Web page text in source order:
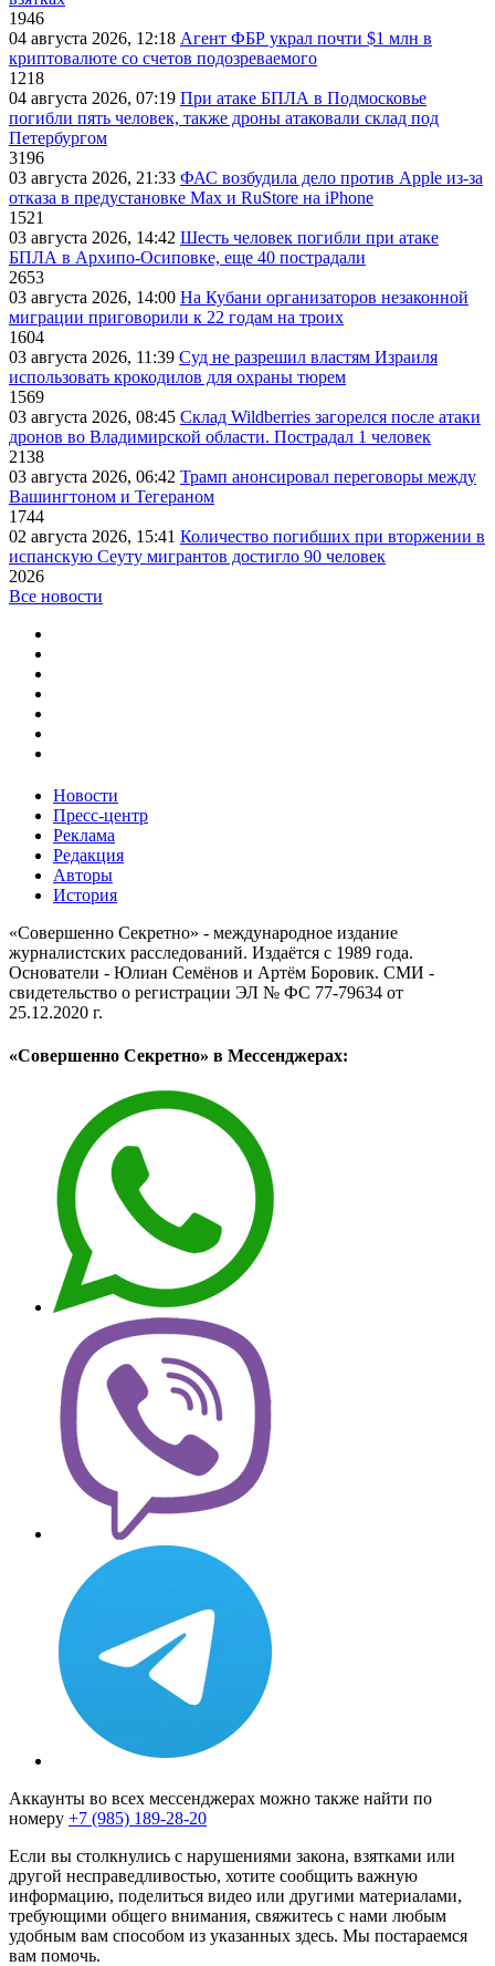
1946
04 августа 2026, 12:18 Агент ФБР украл почти $1 млн в
криптовалюте со счетов подозреваемого
1218
04 августа 2026, 07:19 При атаке БПЛА в Подмосковье
погибли пять человек, также дроны атаковали склад под
Петербургом
3196
03 августа 2026, 21:33 ФАС возбудила дело против Apple из-за
отказа в предустановке Max и RuStore на iPhone
1521
03 августа 2026, 14:42 Шесть человек погибли при атаке
БПЛА в Архипо-Осиповке, еще 40 пострадали
2653
03 августа 2026, 14:00 На Кубани организаторов незаконной
миграции приговорили к 22 годам на троих
1604
03 августа 2026, 11:39 Суд не разрешил властям Израиля
использовать крокодилов для охраны тюрем
1569
03 августа 2026, 08:45 Склад Wildberries загорелся после атаки
дронов во Владимирской области. Пострадал 1 человек
2138
03 августа 2026, 06:42 Трамп анонсировал переговоры между
Вашингтоном и Тегераном
1744
02 августа 2026, 15:41 Количество погибших при вторжении в
испанскую Сеуту мигрантов достигло 90 человек
2026
Все новости
Новости
Пресс-центр
Реклама
Редакция
Авторы
История
«Совершенно Секретно» - международное издание
журналистских расследований. Издаётся с 1989 года.
Основатели - Юлиан Семёнов и Артём Боровик. CМИ -
свидетельство о регистрации ЭЛ № ФС 77-79634 от
25.12.2020 г.
«Совершенно Секретно» в Мессенджерах:
Аккаунты во всех мессенджерах можно также найти по
номеру +7 (985) 189-28-20
Если вы столкнулись с нарушениями закона, взятками или
другой несправедливостью, хотите сообщить важную
информацию, поделиться видео или другими материалами,
требующими общего внимания, свяжитесь с нами любым
удобным вам способом из указанных здесь. Мы постараемся
вам помочь.